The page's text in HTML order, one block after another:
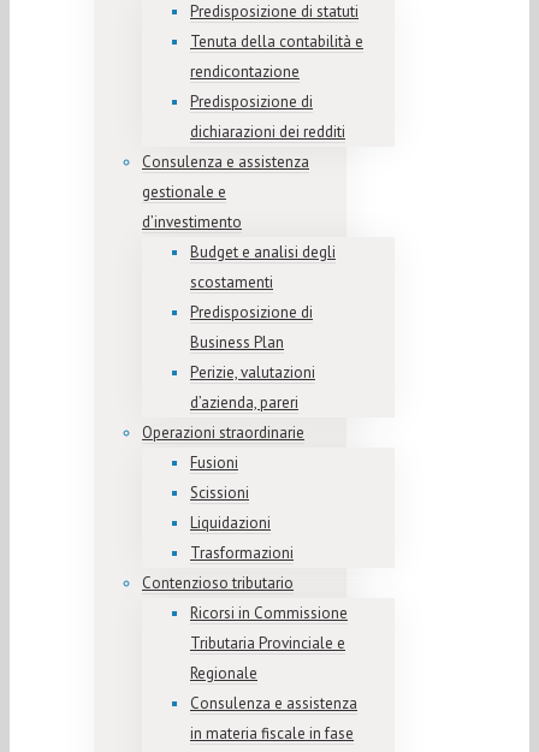
Predisposizione di statuti
Tenuta della contabilità e
rendicontazione
Predisposizione di
dichiarazioni dei redditi
Consulenza e assistenza
gestionale e
d’investimento
Budget e analisi degli
scostamenti
Predisposizione di
Business Plan
Perizie, valutazioni
d’azienda, pareri
Operazioni straordinarie
Fusioni
Scissioni
Liquidazioni
Trasformazioni
Contenzioso tributario
Ricorsi in Commissione
Tributaria Provinciale e
Regionale
Consulenza e assistenza
in materia fiscale in fase